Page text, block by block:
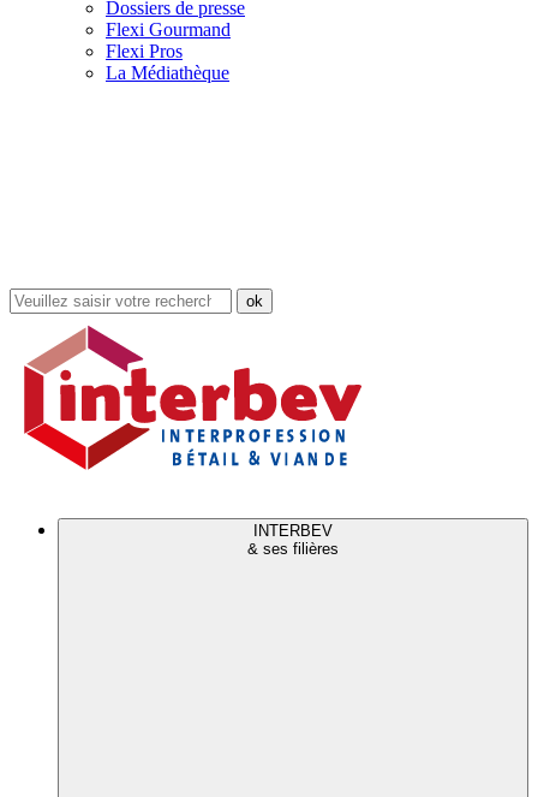
Dossiers de presse
Flexi Gourmand
Flexi Pros
La Médiathèque
Rechercher
dans
site
INTERBEV
& ses filières